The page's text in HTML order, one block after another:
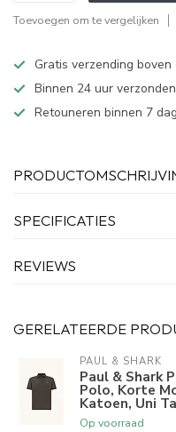
Toevoegen om te vergelijken
Gratis verzending boven
Binnen 24 uur
Retouneren binnen 7
SPECIFICATIES
REVIEWS
GERELATEERDE
PAUL & SHARK
Paul & Shark
Polo, Korte
Katoen, Uni
Op voorraad